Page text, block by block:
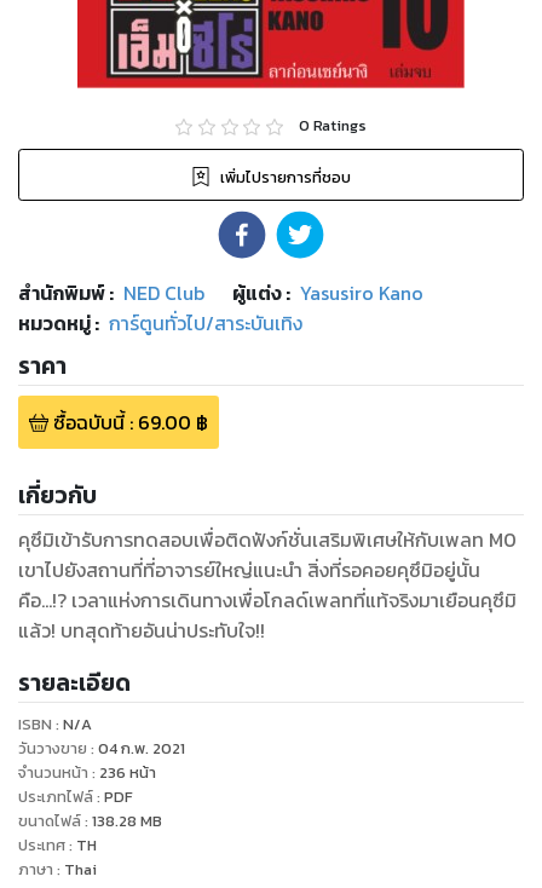
0 Ratings
เพิ่มไปรายการที่ชอบ
สำนักพิมพ์: NED Club ผู้แต่ง : Yasusiro Kano
หมวดหมู่: การ์ตูนทั่วไป/สาระบันเทิง
ราคา
ซื้อฉบับนี้: 69.00 ฿
เกี่ยวกับ
คุซึมิเข้ารับการทดสอบเพื่อติดฟังก์ชั่นเสริมพิเศษให้กับเพลท M0
เขาไปยังสถานที่ที่อาจารย์ใหญ่แนะนำ สิ่งที่รอคอยคุซึมิอยู่นั้น
คือ…!? เวลาแห่งการเดินทางเพื่อโกลด์เพลทที่แท้จริงมาเยือนคุซึมิ
แล้ว! บทสุดท้ายอันน่าประทับใจ!!
รายละเอียด
ISBN : N/A
วันวางขาย : 04 ก.พ. 2021
จำนวนหน้า : 236 หน้า
ประเภทไฟล์: PDF
ขนาดไฟล์: 138.28 MB
ประเทศ: TH
ภาษา : Thai